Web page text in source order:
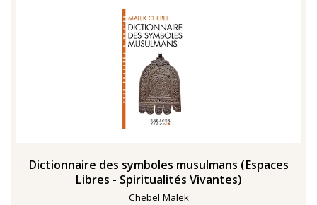
Dictionnaire des symboles musulmans (Espaces
Libres - Spiritualités Vivantes)
Chebel Malek